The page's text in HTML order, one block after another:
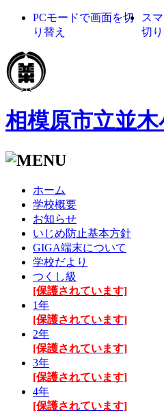
PCモードで画面を切
り替え
ス
切り
相模原市立並
ホーム
学校概要
お知らせ
いじめ防止基本方針
GIGA端末について
学校だより
つくし級
[保護されています]
1年
[保護されています]
2年
[保護されています]
3年
[保護されています]
4年
[保護されています]